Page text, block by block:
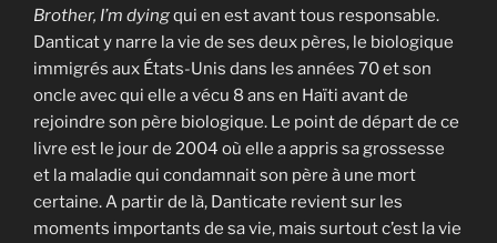
Brother, I’m dyingqui en est avant tous responsable.
Danticat y narre la vie de ses deux pères, le biologique
immigrés aux États-Unis dans les années 70 et son
oncle avec qui elle a vécu 8 ans en Haïti avant de
rejoindre son père biologique. Le point de départ de ce
livre est le jour de 2004 où elle a appris sa grossesse
et la maladie qui condamnait son père à une mort
certaine. A partir de là, Danticate revient sur les
moments importants de sa vie, mais surtout c’est la vie